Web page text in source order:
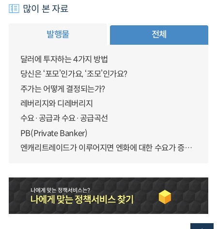
많이 본 자료
발행물 전체
달러에 투자하는 4가지 방법
당신은 ‘포모’인가요, ‘조모’인가요?
주가는 어떻게 결정되는가?
레버리지와 디레버리지
수요·공급과 수요·공급곡선
PB(Private Banker)
엔캐리트레이드가 이루어지면 엔화에 대한 수요가 증가하지 않나요?